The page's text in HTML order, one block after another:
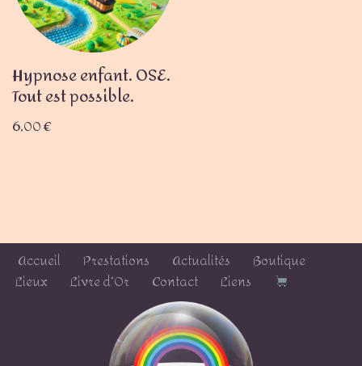
Hypnose enfant. OSE.
Tout est possible.
6,00€
Accueil Prestations Actualités
Boutique
Lieux
Livre d’Or Contact Liens